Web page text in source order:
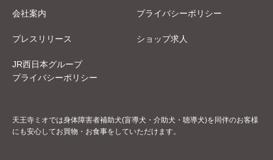
会社案内 プライバシーポリシー
プレスリリース ショップ求人
JR西日本グループ
プライバシーポリシー
天王寺ミオでは身体障害者補助犬(盲導犬・介助犬・聴導犬)を同伴のお客様
にも安心してお買物・お食事をしていただけます。